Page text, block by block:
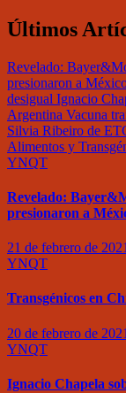
Últimos
Revelado:
presionaron a
desigual Ignacio
Argentina Vacuna
Silvia Ribeiro de
Alimentos y
YNQT
Revelado:
presionaron a
21 de febrero de 2021
YNQT
Transgénicos en
20 de febrero de 2021
YNQT
Ignacio Chapela